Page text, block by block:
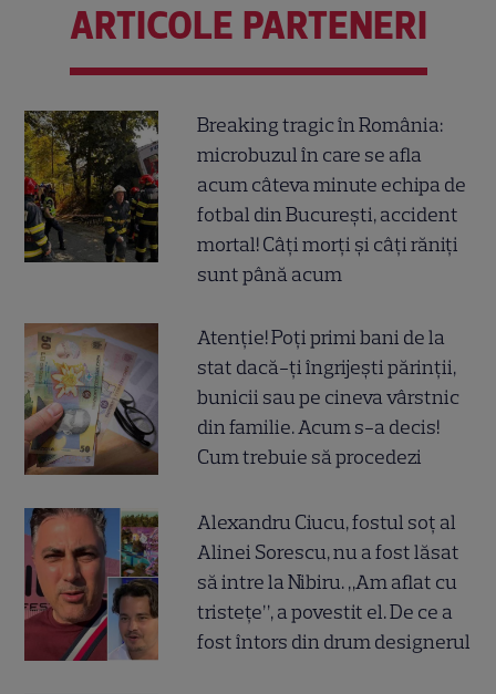
ARTICOLE PARTENERI
Breaking tragic în România:
microbuzul în care se afla
acum câteva minute echipa de
fotbal din București, accident
mortal! Câți morți și câți răniți
sunt până acum
Atenție! Poți primi bani de la
stat dacă-ți îngrijești părinții,
bunicii sau pe cineva vârstnic
din familie. Acum s-a decis!
Cum trebuie să procedezi
Alexandru Ciucu, fostul soț al
Alinei Sorescu, nu a fost lăsat
să intre la Nibiru. „Am aflat cu
tristețe”, a povestit el. De ce a
fost întors din drum designerul